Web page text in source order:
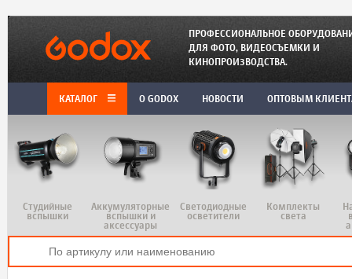
ПРОФЕССИОНАЛЬНОЕ
ДЛЯ ФОТО, ВИДЕОСЪЕМКИ И
КИНОПРОИЗВОДСТВА.
КАТАЛОГ O GODOX НОВОСТИ ОПТОВЫМ
Студийные
вспышки
Аккумуляторные
вспышки и
аксессуары
Светодиодные
осветители
Комплекты
света